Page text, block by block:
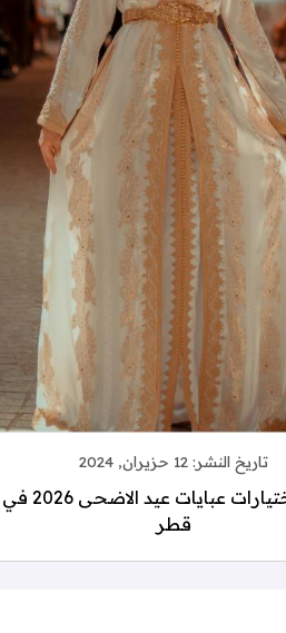
تاريخ النشر: 12 حزيران, 2024
اجمل اختيارات عبايات عيد الاضحى 2026 في
قطر